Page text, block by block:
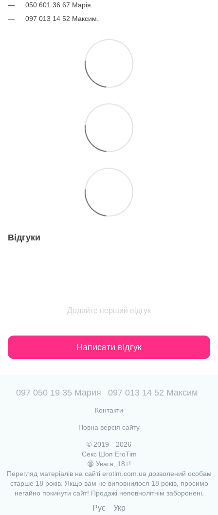
050 601 36 67 Марія.
097 013 14 52 Максим.
Відгуки
Додайте перший відгук
Написати відгук
097 050 19 35 Мария 097 013 14 52 Максим
Контакти
Повна версія сайту
© 2019—2026
Секс Шоп EroTim
🔞 Увага, 18+!
Перегляд матеріалів на сайті erotim.com.ua дозволений особам
старше 18 років. Якщо вам не виповнилося 18 років, просимо
негайно покинути сайт! Продажі неповнолітнім заборонені.
Рус Укр